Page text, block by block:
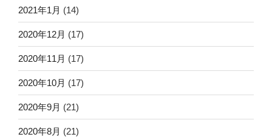
2021年1月 (14)
2020年12月 (17)
2020年11月 (17)
2020年10月 (17)
2020年9月 (21)
2020年8月 (21)